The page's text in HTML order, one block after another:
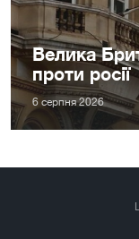
Велика
проти росії
6 серпня 2026